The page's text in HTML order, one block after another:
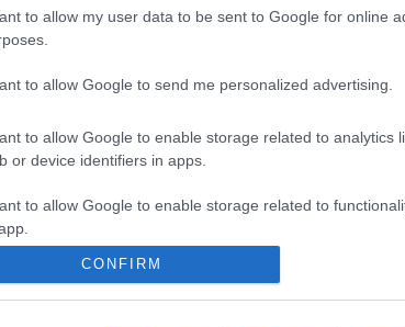
to allow my user data to be sent to Google for online
to allow Google to send me personalized advertising.
to allow Google to enable storage related to analytics
or device identifiers in apps.
to allow Google to enable storage related to
to allow Google to enable storage related to
CONFIRM